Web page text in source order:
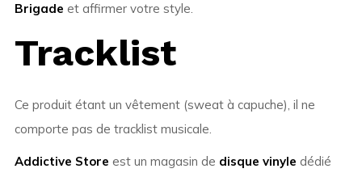
Brigade et affirmer votre style.
Tracklist
Ce produit étant un vêtement (sweat à capuche), il ne
comporte pas de tracklist musicale.
Addictive Store est un magasin de disque vinyle dédié